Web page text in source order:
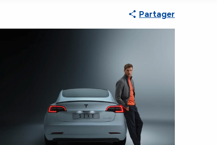
Partager